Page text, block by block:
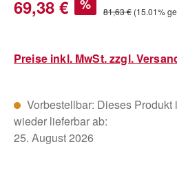
69,38 € % Regulärer Preis:
81,63 € (15.01%
Preise inkl. MwSt. zzgl.
Vorbestellbar: Dieses Produkt
wieder lieferbar ab:
25. August 2026